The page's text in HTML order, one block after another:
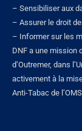
– Sensibiliser aux
– Assurer le droit
– Informer sur les
DNF a une mission
d’Outremer, dans
activement à la
Anti-Tabac de